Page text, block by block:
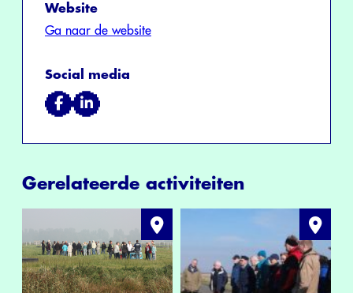
Website
Ga naar de website
Social media
Gerelateerde activiteiten